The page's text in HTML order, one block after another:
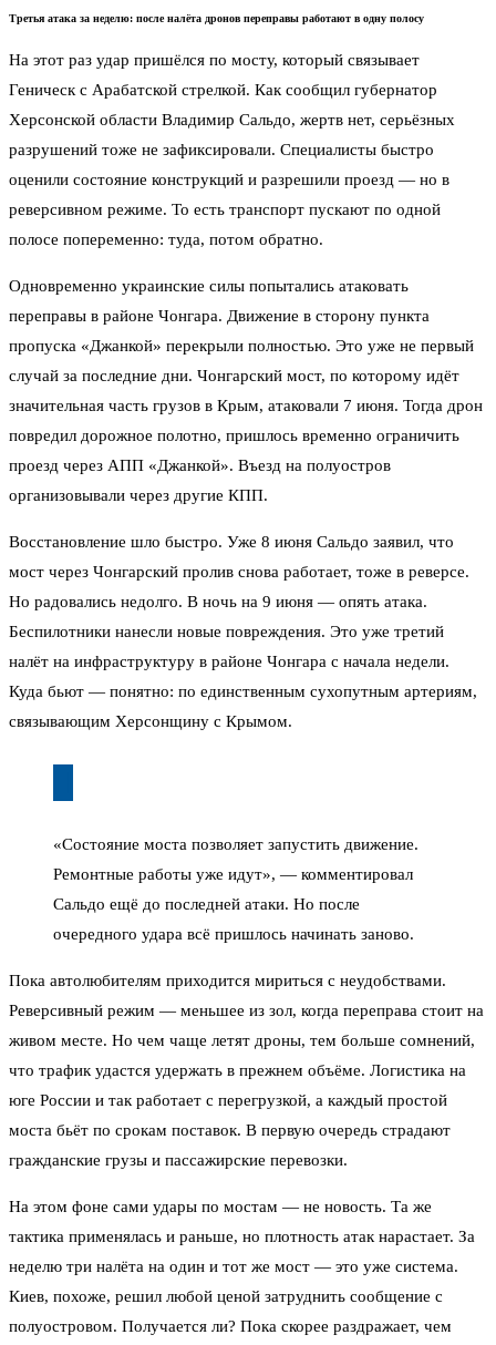
Третья атака за неделю: после налёта дронов переправы работают в одну полосу
На этот раз удар пришёлся по мосту, который связывает
Геническ с Арабатской стрелкой. Как сообщил губернатор
Херсонской области Владимир Сальдо, жертв нет, серьёзных
разрушений тоже не зафиксировали. Специалисты быстро
оценили состояние конструкций и разрешили проезд — но в
реверсивном режиме. То есть транспорт пускают по одной
полосе попеременно: туда, потом обратно.
Одновременно украинские силы попытались атаковать
переправы в районе Чонгара. Движение в сторону пункта
пропуска «Джанкой» перекрыли полностью. Это уже не первый
случай за последние дни. Чонгарский мост, по которому идёт
значительная часть грузов в Крым, атаковали 7 июня. Тогда дрон
повредил дорожное полотно, пришлось временно ограничить
проезд через АПП «Джанкой». Въезд на полуостров
организовывали через другие КПП.
Восстановление шло быстро. Уже 8 июня Сальдо заявил, что
мост через Чонгарский пролив снова работает, тоже в реверсе.
Но радовались недолго. В ночь на 9 июня — опять атака.
Беспилотники нанесли новые повреждения. Это уже третий
налёт на инфраструктуру в районе Чонгара с начала недели.
Куда бьют — понятно: по единственным сухопутным артериям,
связывающим Херсонщину с Крымом.
«Состояние моста позволяет запустить движение.
Ремонтные работы уже идут», — комментировал
Сальдо ещё до последней атаки. Но после
очередного удара всё пришлось начинать заново.
Пока автолюбителям приходится мириться с неудобствами.
Реверсивный режим — меньшее из зол, когда переправа стоит на
живом месте. Но чем чаще летят дроны, тем больше сомнений,
что трафик удастся удержать в прежнем объёме. Логистика на
юге России и так работает с перегрузкой, а каждый простой
моста бьёт по срокам поставок. В первую очередь страдают
гражданские грузы и пассажирские перевозки.
На этом фоне сами удары по мостам — не новость. Та же
тактика применялась и раньше, но плотность атак нарастает. За
неделю три налёта на один и тот же мост — это уже система.
Киев, похоже, решил любой ценой затруднить сообщение с
полуостровом. Получается ли? Пока скорее раздражает, чем